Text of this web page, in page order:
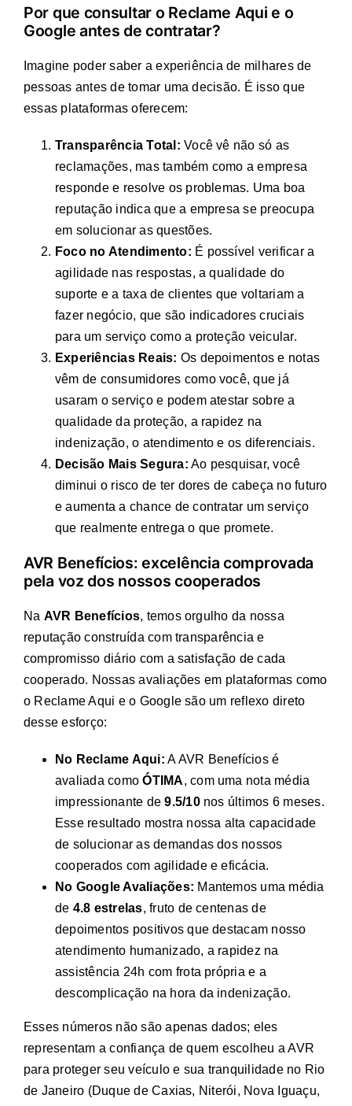
Por que consultar o Reclame Aqui e o
Google antes de contratar?
Imagine poder saber a experiência de milhares de
pessoas antes de tomar uma decisão. É isso que
essas plataformas oferecem:
Transparência Total: Você vê não só as
reclamações, mas também como a empresa
responde e resolve os problemas. Uma boa
reputação indica que a empresa se preocupa
em solucionar as questões.
Foco no Atendimento: É possível verificar a
agilidade nas respostas, a qualidade do
suporte e a taxa de clientes que voltariam a
fazer negócio, que são indicadores cruciais
para um serviço como a proteção veicular.
Experiências Reais: Os depoimentos e notas
vêm de consumidores como você, que já
usaram o serviço e podem atestar sobre a
qualidade da proteção, a rapidez na
indenização, o atendimento e os diferenciais.
Decisão Mais Segura: Ao pesquisar, você
diminui o risco de ter dores de cabeça no futuro
e aumenta a chance de contratar um serviço
que realmente entrega o que promete.
AVR Benefícios: excelência comprovada
pela voz dos nossos cooperados
Na AVR Benefícios, temos orgulho da nossa
reputação construída com transparência e
compromisso diário com a satisfação de cada
cooperado. Nossas avaliações em plataformas como
o Reclame Aqui e o Google são um reflexo direto
desse esforço:
No Reclame Aqui: A AVR Benefícios é
avaliada comoÓTIMA, com uma nota média
impressionante de9.5/10nos últimos 6 meses.
Esse resultado mostra nossa alta capacidade
de solucionar as demandas dos nossos
cooperados com agilidade e eficácia.
No Google Avaliações: Mantemos uma média
de 4.8 estrelas, fruto de centenas de
depoimentos positivos que destacam nosso
atendimento humanizado, a rapidez na
assistência 24h com frota própria e a
descomplicação na hora da indenização.
Esses números não são apenas dados; eles
representam a confiança de quem escolheu a AVR
para proteger seu veículo e sua tranquilidade no Rio
de Janeiro (Duque de Caxias, Niterói, Nova Iguaçu,